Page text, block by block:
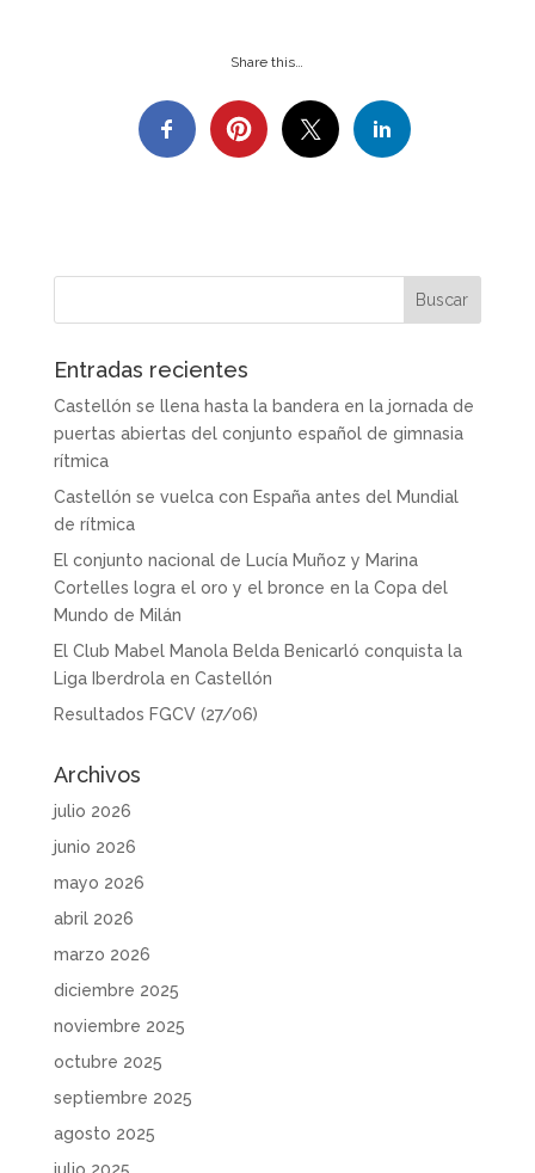
Share this…
Entradas recientes
Castellón se llena hasta la bandera en la jornada de
puertas abiertas del conjunto español de gimnasia
rítmica
Castellón se vuelca con España antes del Mundial
de rítmica
El conjunto nacional de Lucía Muñoz y Marina
Cortelles logra el oro y el bronce en la Copa del
Mundo de Milán
El Club Mabel Manola Belda Benicarló conquista la
Liga Iberdrola en Castellón
Resultados FGCV (27/06)
Archivos
julio 2026
junio 2026
mayo 2026
abril 2026
marzo 2026
diciembre 2025
noviembre 2025
octubre 2025
septiembre 2025
agosto 2025